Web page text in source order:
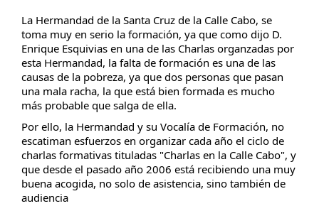
La Hermandad de la Santa Cruz de la Calle Cabo, se
toma muy en serio la formación, ya que como dijo D.
Enrique Esquivias en una de las Charlas organzadas por
esta Hermandad, la falta de formación es una de las
causas de la pobreza, ya que dos personas que pasan
una mala racha, la que está bien formada es mucho
más probable que salga de ella.
Por ello, la Hermandad y su Vocalía de Formación, no
escatiman esfuerzos en organizar cada año el ciclo de
charlas formativas tituladas "Charlas en la Calle Cabo", y
que desde el pasado año 2006 está recibiendo una muy
buena acogida, no solo de asistencia, sino también de
audiencia